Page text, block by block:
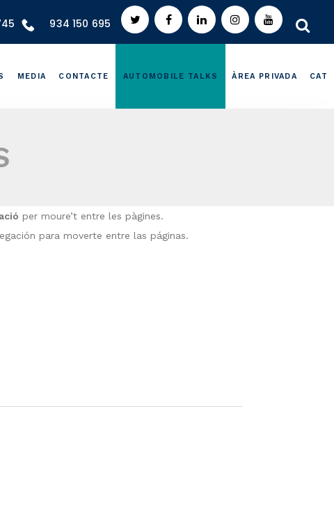
934 150 695
MEDIA CONTACTE AUTOMOBILE TALKS ÀREA PRIVADA CAT
per moure’t entre les pàgines.
para moverte entre las páginas.